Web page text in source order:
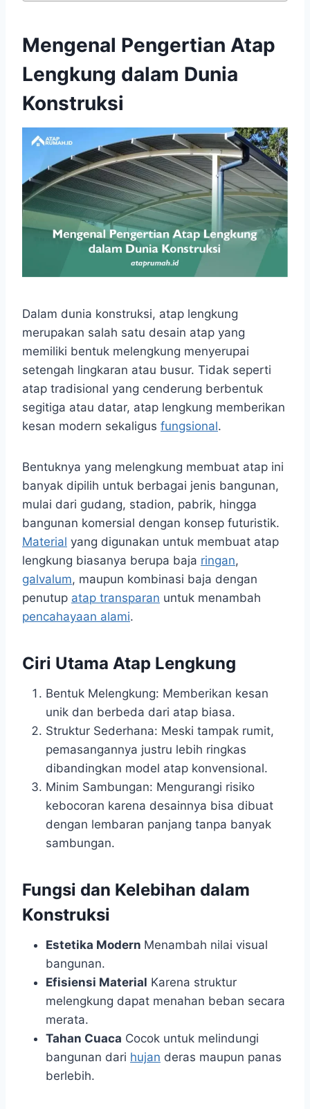
Mengenal Pengertian Atap
Lengkung dalam Dunia
Konstruksi
Dalam dunia konstruksi, atap lengkung
merupakan salah satu desain atap yang
memiliki bentuk melengkung menyerupai
setengah lingkaran atau busur. Tidak seperti
atap tradisional yang cenderung berbentuk
segitiga atau datar, atap lengkung memberikan
kesan modern sekaligus fungsional.
Bentuknya yang melengkung membuat atap ini
banyak dipilih untuk berbagai jenis bangunan,
mulai dari gudang, stadion, pabrik, hingga
bangunan komersial dengan konsep futuristik.
Material yang digunakan untuk membuat atap
lengkung biasanya berupa baja ringan,
galvalum, maupun kombinasi baja dengan
penutup atap transparan untuk menambah
pencahayaan alami.
Ciri Utama Atap Lengkung
Bentuk Melengkung: Memberikan kesan
unik dan berbeda dari atap biasa.
Struktur Sederhana: Meski tampak rumit,
pemasangannya justru lebih ringkas
dibandingkan model atap konvensional.
Minim Sambungan: Mengurangi risiko
kebocoran karena desainnya bisa dibuat
dengan lembaran panjang tanpa banyak
sambungan.
Fungsi dan Kelebihan dalam
Konstruksi
Estetika Modern Menambah nilai visual
bangunan.
Efisiensi Material Karena struktur
melengkung dapat menahan beban secara
merata.
Tahan Cuaca Cocok untuk melindungi
bangunan dari hujan deras maupun panas
berlebih.